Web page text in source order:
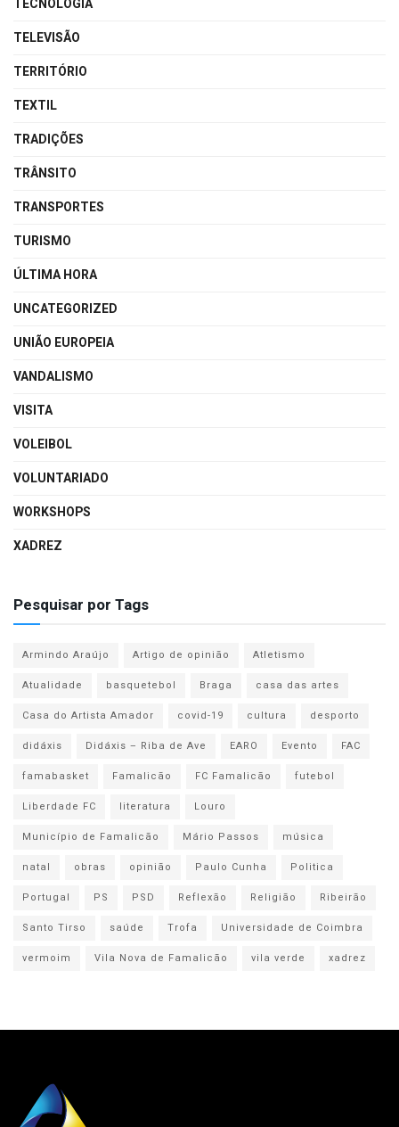
TELEVISÃO
TERRITÓRIO
TEXTIL
TRADIÇÕES
TRÂNSITO
TRANSPORTES
TURISMO
ÚLTIMA HORA
UNCATEGORIZED
UNIÃO EUROPEIA
VANDALISMO
VISITA
VOLEIBOL
VOLUNTARIADO
WORKSHOPS
XADREZ
Pesquisar por Tags
Armindo Araújo Artigo de opinião
Atletismo
Atualidade
basquetebol Braga
casa das artes
Casa do Artista Amador
covid-19 cultura
desporto
didáxis
Didáxis – Riba de Ave EARO Evento
FAC
famabasket
Famalicão FC Famalicão
futebol
Liberdade FC
literatura
Louro
Município de Famalicão
Mário Passos
música
natal
obras opinião Paulo Cunha
Politica
Portugal
PS PSD Reflexão Religião
Ribeirão
Santo Tirso
saúde Trofa
Universidade de Coimbra
vermoim
Vila Nova de Famalicão vila verde xadrez